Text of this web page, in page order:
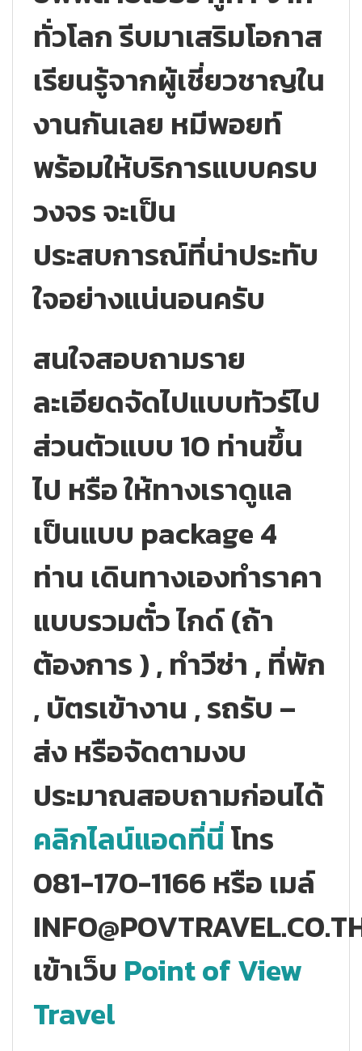
ทั่วโลก รีบมาเสริมโอกาส
เรียนรู้จากผู้เชี่ยวชาญใน
งานกันเลย หมีพอยท์
พร้อมให้บริการแบบครบ
วงจร จะเป็น
ประสบการณ์ที่น่าประทับ
ใจอย่างแน่นอนครับ
สนใจสอบถามราย
ละเอียดจัดไปแบบทัวร์ไป
ส่วนตัวแบบ 10 ท่านขึ้น
ไป หรือ ให้ทางเราดูแล
เป็นแบบ package 4
ท่าน เดินทางเองทำราคา
แบบรวมตั๋ว ไกด์ (ถ้า
ต้องการ ) , ทำวีซ่า , ที่พัก
, บัตรเข้างาน , รถรับ –
ส่งหรือจัดตามงบ
ประมาณสอบถามก่อนได้
คลิกไลน์แอดที่นี่โทร
081-170-1166 หรือ เมล์
เข้าเว็บ Point of View
Travel